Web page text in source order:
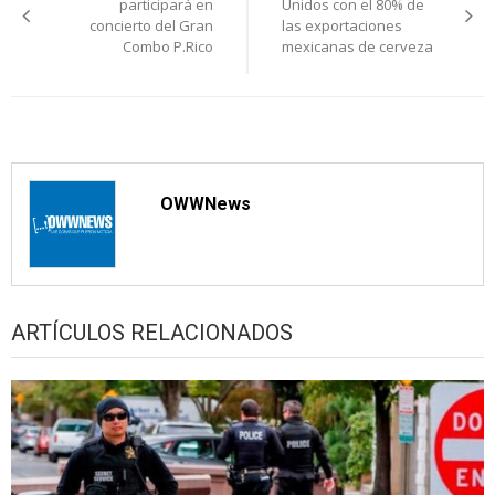
entradas
participará en
concierto del Gran
Combo P.Rico
Unidos con el 80% de
las exportaciones
mexicanas de cerveza
OWWNews
ARTÍCULOS RELACIONADOS